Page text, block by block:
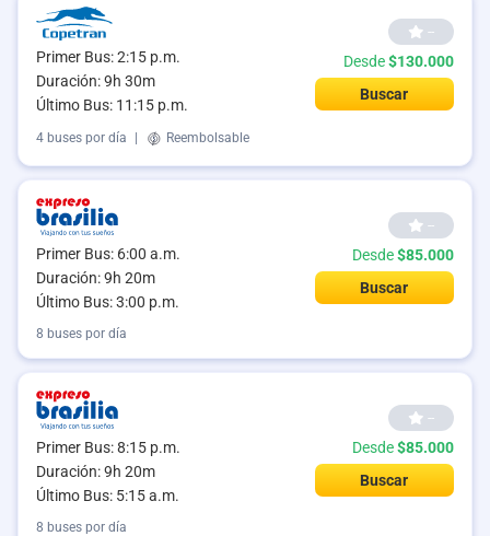
Primer Bus: 2:15 p.m.
Duración: 9h 30m
Último Bus: 11:15 p.m.
--
Desde$130.000
Buscar
4 buses por día Reembolsable
Primer Bus: 6:00 a.m.
Duración: 9h 20m
Último Bus: 3:00 p.m.
--
Desde$85.000
Buscar
8 buses por día
Primer Bus: 8:15 p.m.
Duración: 9h 20m
Último Bus: 5:15 a.m.
--
Desde$85.000
Buscar
8 buses por día